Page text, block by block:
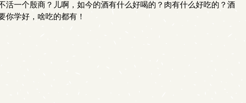
一个殷商？儿啊，如今的酒有什么好喝的？肉有什么好吃的？酒
学好，啥吃的都有！